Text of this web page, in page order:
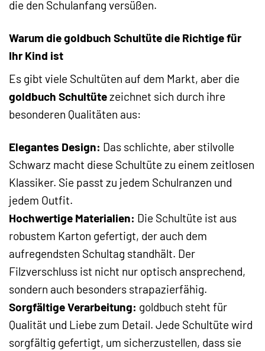
die den Schulanfang versüßen.
Warum die goldbuch Schultüte die Richtige für
Ihr Kind ist
Es gibt viele Schultüten auf dem Markt, aber die
goldbuch Schultütezeichnet sich durch ihre
besonderen Qualitäten aus:
Elegantes Design: Das schlichte, aber stilvolle
Schwarz macht diese Schultüte zu einem zeitlosen
Klassiker. Sie passt zu jedem Schulranzen und
jedem Outfit.
Hochwertige Materialien: Die Schultüte ist aus
robustem Karton gefertigt, der auch dem
aufregendsten Schultag standhält. Der
Filzverschluss ist nicht nur optisch ansprechend,
sondern auch besonders strapazierfähig.
Sorgfältige Verarbeitung: goldbuch steht für
Qualität und Liebe zum Detail. Jede Schultüte wird
sorgfältig gefertigt, um sicherzustellen, dass sie